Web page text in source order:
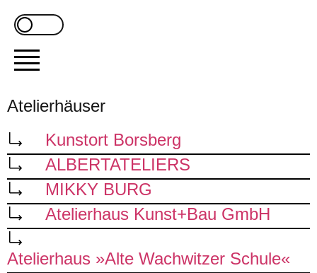
Atelierhäuser
Kunstort Borsberg
ALBERTATELIERS
MIKKY BURG
Atelierhaus Kunst+Bau GmbH
Atelierhaus »Alte Wachwitzer Schule«